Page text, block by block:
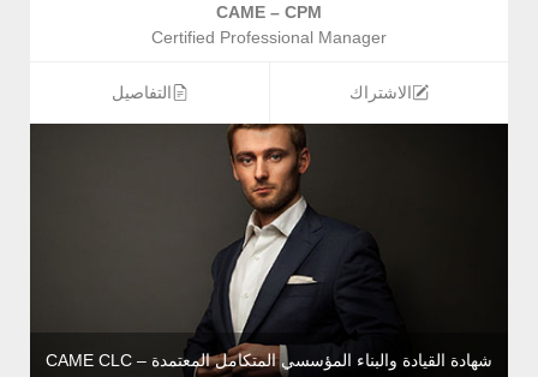
CAME – CPM
Certified Professional Manager
الاشتراك التفاصيل
شهادة القيادة والبناء المؤسسي المتكامل المعتمدة – CAME CLC